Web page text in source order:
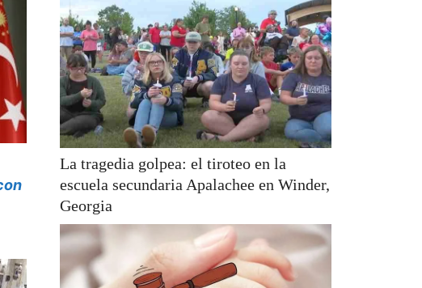
La tragedia golpea: el tiroteo en la
escuela secundaria Apalachee en Winder,
Georgia